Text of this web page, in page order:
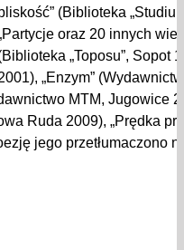
bliskość” (Biblioteka
oraz 20 innych
„Toposu”, Sopot
„Enzym”
MTM, Jugowice
Ruda 2009), „Prędka
jego przetłumaczono